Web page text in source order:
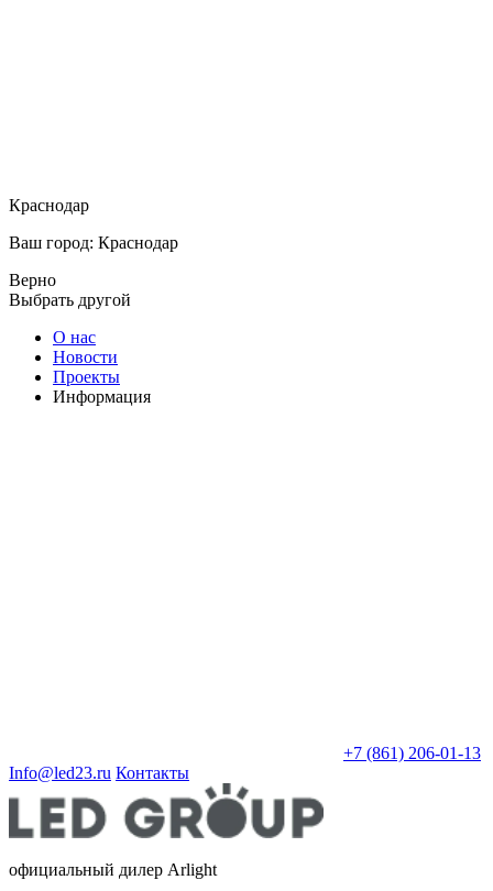
Краснодар
Ваш город: Краснодар
Верно
Выбрать другой
О нас
Новости
Проекты
Информация
+7 (861) 206-01-13
Info@led23.ru Контакты
официальный дилер Arlight